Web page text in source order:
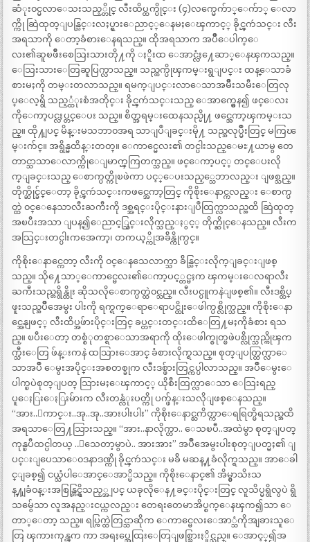
ဆံုး၀င္မလာေသးသည့္တိုင္ လီးထိပ္ထက္ပိုင္း (၄)လက္မေက်ာ္ေက်ာ္ ေလာ
က္ကို ဆြဲထုတ္ျပန္သြင္းလႈပ္ရွားေညာင့္ေနမႈေၾကာင့္ ခိုင္ၾကဴသင္း လီး
အရသာကို ေတာ့ခံစားေနရသည္။ ထိုအရသာက အပ်ိဳေပါက္ေ
လး၏ဆူၿဖိဳးစေသြးသားတို႔ကို ႏိူးထ ေအာင္လံႈ႔ေဆာ္ေနၾကသည္။
ေသြးသားေတြဆူပြက္လာသည္။ သည္ထက္ပိုၾကမ္းရွျပင္း ထန္ေသာခံ
စားမႈကို တမ္းတလာသည္။ ရမက္ျပင္းလာေသာအမ်ိဳးသမီးေတြလု
ပ္ေလ့ရွိ သည့္ထံုးစံအတိုင္း ခိုင္ၾကဴသင္းသည္ ေအာက္မွေန၍ ဖင္ေလး
ကိုေကာ့ပင္လႈပ္တင္ေပး သည္။ စိတ္အရမ္းထေနသည္မို႔ ဖင္အေကာ့ၾကမ္းသ
ည္။ ထို႔ျပင္ မိန္းမသဘာ၀အရ သာျပဳျခင္းမို႔ သည္အလုပ္မ်ိဳးတြင္ မကြၽ
မ္းက်င္။ အရွိန္မထိန္းတတ္။ ေကာင္မေလး၏ တင္ပါးသည္ေမႊ႔ယာမွ တေ
တာင္သာသာေလာက္ကိုေျမာက္ၾကြတက္သည္။ ဖင္ေကာ့ပင့္ တင္ေပးလို
က္ျခင္းသည္ ေစာက္ပတ္ကိုၿဖဲကာ ပင့္ေပးသည့္သေဘာလည္း ျဖစ္သည္။
တိုက္ဆိုင္ခ်င္ေတာ့ ခိုင္ၾကဴသင္းကဖင္အေကာ့တြင္ ကိုစိုးေနာင္ကလည္း ေစာက္ပ
တ္ထဲ ၀င္ေနေသာလီးႀကီးကို ဒစ္အရင္းပိုင္းနားျပဳထြက္လာသည္အထိ ဆြဲထုတ္
အၿပီးအသာ ျပန္၍ေညာင့္သြင္းလိုက္သည္ႏွင့္ တိုက္ဆိုင္ေနသည္။ လီးက
အသြင္းတင္ပါးကအေကာ့၊ တကယ့္ကိုအခ်ိန္ကိုက္ပင္။
ကိုစိုးေနာင္ကေတာ့ လီးကို ၀င္ေနသေလာက္သာ ခ်ိန္သြင္းလိုက္ျခင္းျဖစ္
သည္။ သို႔ေသာ္ေကာင္မေလး၏ေကာ့ပင့္တင္မႈက ၾကမ္းေလရာလီး
ႀကီးသည္တရွိန္ထိုး ဆိုသလိုေစာက္ပတ္ထဲ၀င္သည္။ လီးပင္ပူကနဲျဖစ္၏။ လီးဒစ္ထိပ္
ဖူးသည္အပ်ိဳအေမွး ပါးကို ရက္ရက္ေရာေရာပင္ထိုးေဖါက္ပစ္လိုက္သည္။ ကိုစိုးေနာ
င္အေနျဖင့္ လီးထိပ္အဖ်ားပိုင္းတြင္ ခပ္တင္းတင္းထိေတြ႔မႈကိုခံစား ရသ
ည္။ ၿပီးေတာ့ တစ္စံုတစ္ရာေသာအရာကို ထိုးေဖါက္စုတ္ၿဖဲပစ္လိုက္သည္ကိုၾက
က္သီးေတြ ဖ်န္းကနဲ ထသြားေအာင္ ခံစားလိုက္ရသည္။ စုတ္ျပတ္ထြက္လာေ
သာအပ်ိဳ ေမွးအပိုင္းအစတစ္ခုက လီးဒစ္ဖ်ားတြင္ကပ္ပါလာသည္။ အပ်ိဳေမွးေ
ပါက္ၿပဲစုတ္ျပတ္ သြားမႈေၾကာင့္ ယိုစီးထြက္လာေသာ ေသြးရည္
ပူေႏြးေႏြးမ်ားက လီးတန္လံုးပတ္ကို ပက္ဖ်န္းသလိုျဖစ္ေနသည္။
“အား..ေကာင္း..အု..အု..အားပါးပါး” ကိုစိုးေနာင္ႀကိတ္ကာေရရြတ္မိရသည္အထိ
အရသာေတြ႔သြားသည္။ “အား..နာလိုက္တာ.. ေသၿပီ..အထဲမွာ စုတ္ျပတ္
ကုန္ၿပီထင္ပါတယ္ ..ေသေတာ့မွာပဲ.. အားအား” အပ်ိဳအေမွးပါးစုတ္ျပတ္မႈ၏ ျ
ပင္းျပေသာေ၀ဒနာဒဏ္ကို ခိုင္ၾကဴသင္း မခ်ိ မဆန္႔ခံလိုက္ရသည္။ အာေခါ
င္ျခစ္၍ ငယ္သံပါေအာင္ေအာ္မိသည္။ ကိုစိုးေနာင္၏ အိမ္မွာသိးသ
န္႔ျခံ၀န္းအစြန္တြင္ရွိသည့္အျပင္ ယခုလိုေန႔ခင္းပိုင္းတြင္ လူသိပ္မရွိလွပဲ ရွိ
သမွ်ေသာ လူအနည္းငယ္ကလည္း တေရးတေမာအိပ္စက္ေနၾက၍သာ ေ
တာ္ေတာ့ သည္။ ရပ္ကြက္ထဲတြင္သာဆိုက ေကာင္မေလးေအာ္သံကိုအျခားသူေ
တြ ၾကားကုန္ၾက ကာ အရႈပ္အေထြးေတြျဖစ္သြားႏိူင္သည္။ ေအာင့္၍အ